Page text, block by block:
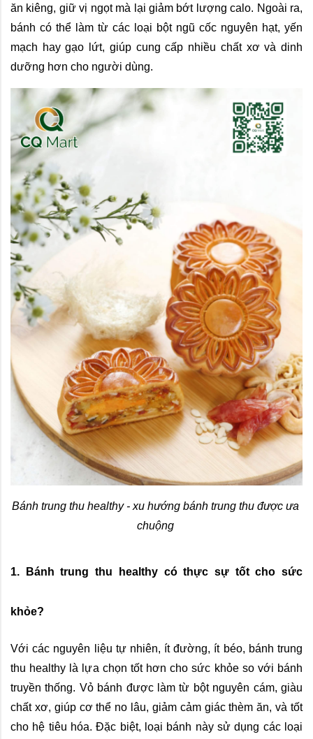
ăn kiêng, giữ vị ngọt mà lại giảm bớt lượng calo. Ngoài ra,
bánh có thể làm từ các loại bột ngũ cốc nguyên hạt, yến
mạch hay gạo lứt, giúp cung cấp nhiều chất xơ và dinh
dưỡng hơn cho người dùng.
Bánh trung thu healthy - xu hướng bánh trung thu được ưa
chuộng
1. Bánh trung thu healthy có thực sự tốt cho sức
khỏe?
Với các nguyên liệu tự nhiên, ít đường, ít béo, bánh trung
thu healthy là lựa chọn tốt hơn cho sức khỏe so với bánh
truyền thống. Vỏ bánh được làm từ bột nguyên cám, giàu
chất xơ, giúp cơ thể no lâu, giảm cảm giác thèm ăn, và tốt
cho hệ tiêu hóa. Đặc biệt, loại bánh này sử dụng các loại